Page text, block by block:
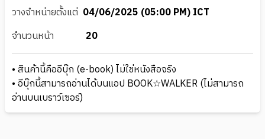
วางจำหน่ายตั้งแต่ 04/06/2025 (05:00 PM) ICT
จำนวนหน้า
20
• สินค้านี้คืออีบุ๊ก (e-book) ไม่ใช่หนังสือจริง
• อีบุ๊กนี้สามารถอ่านได้บนแอป BOOK☆WALKER (ไม่สามารถ
อ่านบนเบราว์เซอร์)